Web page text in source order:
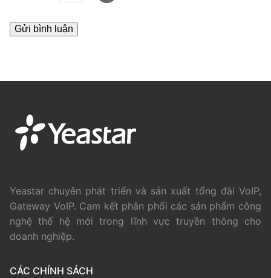
Yeastar chuyên phát triển và sản xuất tổng đài VoIP,
Gateway VoIP. Cam kết phân phối các sản phẩm công
nghệ thế hệ mới trong lĩnh vực truyền thông cho
doanh nghiệp.
CÁC CHÍNH SÁCH